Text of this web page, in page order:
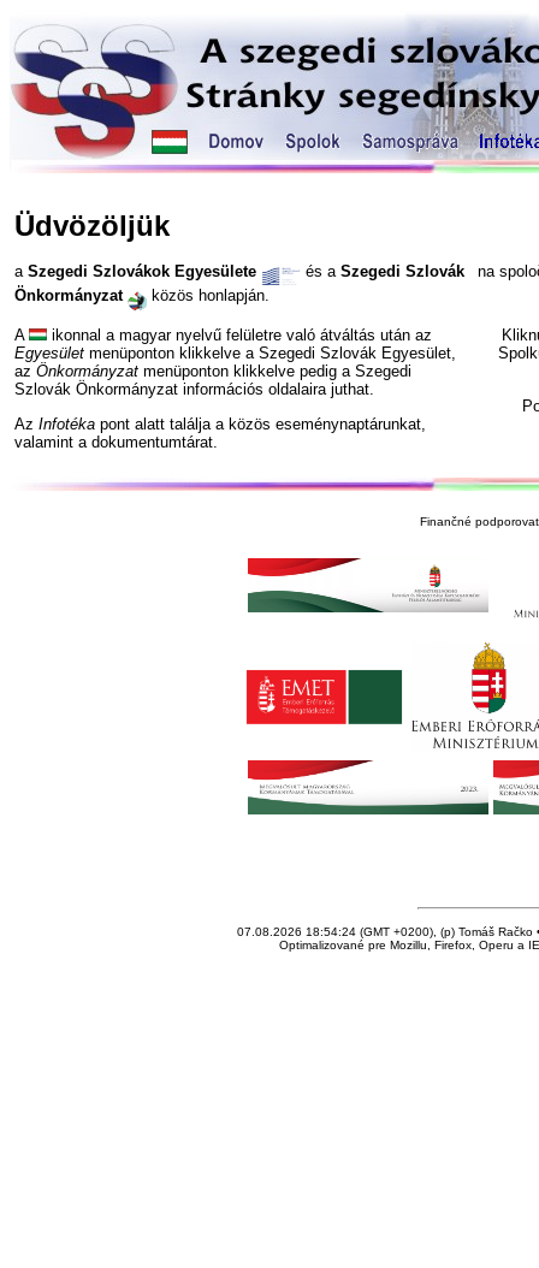
Üdvözöljük
a Szegedi Szlovákok Egyesülete és a Szegedi Szlovák
Önkormányzat
közös honlapján.
A
ikonnal a magyar nyelvű felületre való átváltás után az
Egyesület menüponton klikkelve a Szegedi Szlovák Egyesület,
az Önkormányzat menüponton klikkelve pedig a Szegedi
Szlovák Önkormányzat információs oldalaira juthat.
Az Infotéka pont alatt találja a közös eseménynaptárunkat,
valamint a dokumentumtárat.
na
Finančné
07.08.2026 18:54:24 (GMT +0200), (p) Tomáš Račko
Optimalizované pre Mozillu, Firefox, Operu a